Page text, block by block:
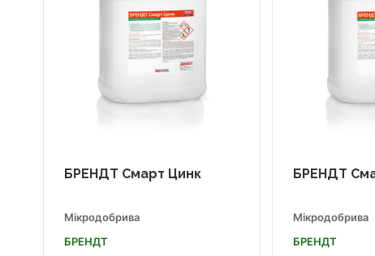
БРЕНДТ Смарт Цинк
Мікродобрива
БРЕНДТ
БРЕНДТ
Мікродобрива
БРЕНДТ